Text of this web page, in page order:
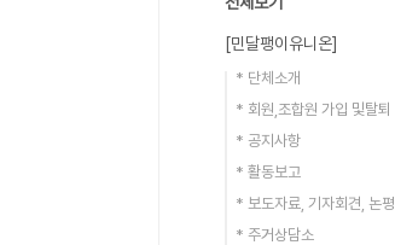
[민달팽이유니온]
* 단체소개
* 회원,조합원 가입 및탈퇴
* 공지사항
* 활동보고
* 보도자료, 기자회견, 논평
* 주거상담소